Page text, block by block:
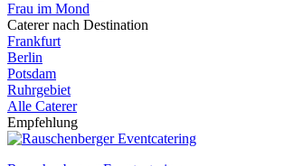
Frau im Mond
Caterer nach Destination
Frankfurt
Berlin
Potsdam
Ruhrgebiet
Alle Caterer
Empfehlung